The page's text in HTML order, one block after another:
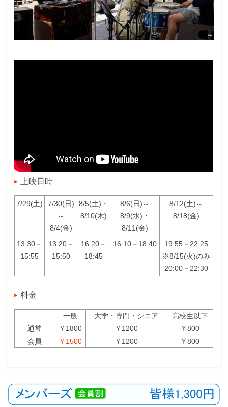
上映日時
7/29(土)
7/30(日)
～
8/4(金)
8/5(土)・
8/10(木)
8/6(日)～
8/9(水)・
8/11(金)
8/12(土)～
8/18(金)
13:30－
15:55
13:20－
15:50
16:20－
18:45
16:10－18:40
19:55－22:25
※8/15(火)のみ
20:00－22:30
料金
一般 大学・専門・シニア
高校生以下
通常
￥1800 ￥1200
￥800
会員
￥1500 ￥1200 ￥800